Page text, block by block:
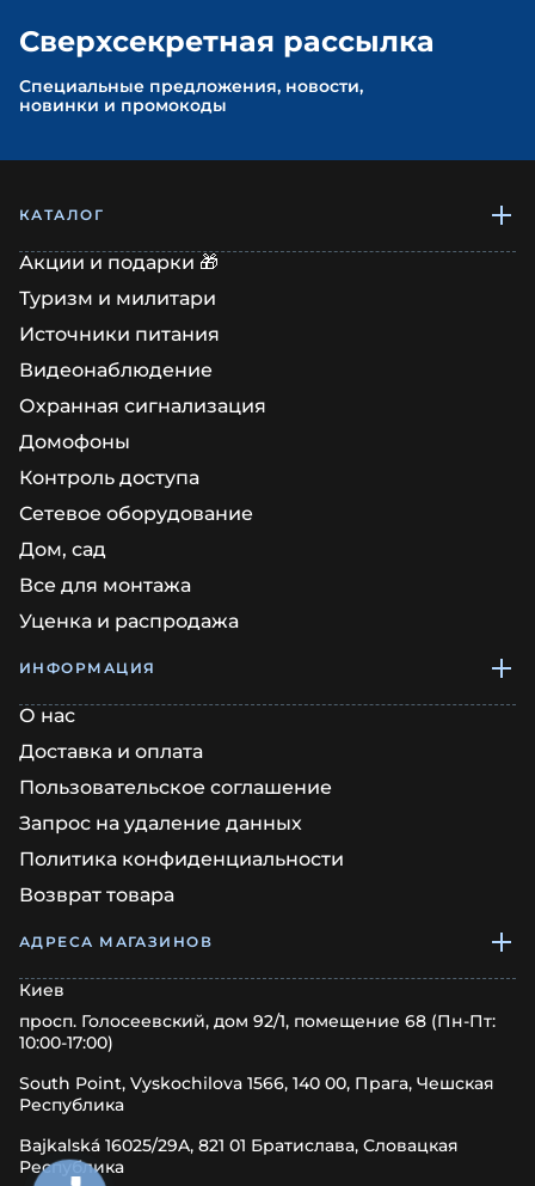
Сверхсекретная рассылка
Cпециальные предложения, новости,
новинки и промокоды
КАТАЛОГ
Акции и подарки 🎁
Туризм и милитари
Источники питания
Видеонаблюдение
Охранная сигнализация
Домофоны
Контроль доступа
Сетевое оборудование
Дом, сад
Все для монтажа
Уценка и распродажа
ИНФОРМАЦИЯ
О нас
Доставка и оплата
Пользовательское соглашение
Запрос на удаление данных
Политика конфиденциальности
Возврат товара
АДРЕСА МАГАЗИНОВ
Киев
просп. Голосеевский, дом 92/1, помещение 68 (Пн-Пт:
10:00-17:00)
South Point, Vyskochilova 1566, 140 00, Прага, Чешская
Республика
Bajkalská 16025/29A, 821 01 Братислава, Словацкая
Республика